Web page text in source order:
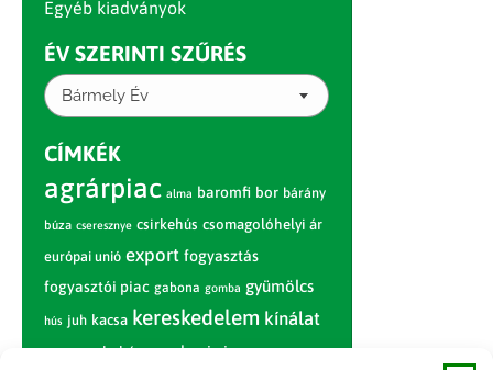
Egyéb kiadványok
ÉV SZERINTI SZŰRÉS
Bármely Év
CÍMKÉK
agrárpiac alma baromfi bor bárány
búza cseresznye csirkehús csomagolóhelyi ár
európai unió export fogyasztás
fogyasztói piac gabona gomba gyümölcs
hús juh kacsa kereskedelem kínálat
körte marhahús nagybani piac narancs